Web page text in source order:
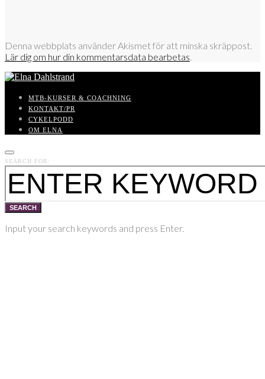
Denna webbplats använder Akismet för att minska skräppost.
Lär dig om hur din kommentarsdata bearbetas.
MTB-KURSER & COACHNING
KONTAKT/PR
CYKELPODD
OM ELNA
SEARCH FOR:
SEARCH
Input your search keywords and press Enter.